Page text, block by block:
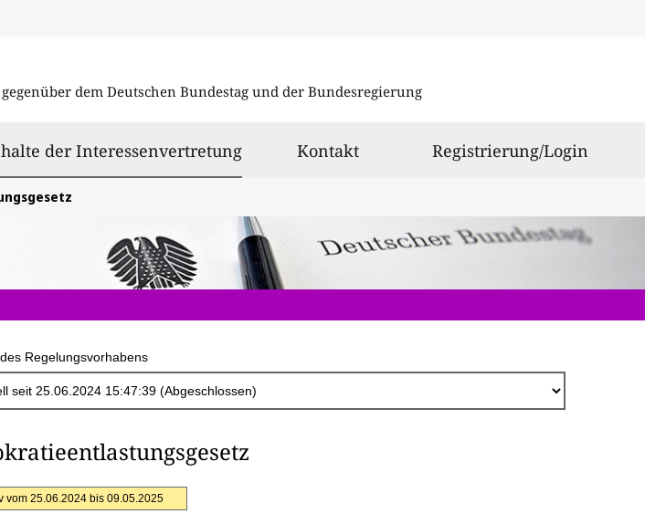
dem Deutschen Bundestag und der Bundesregierung
der Interessenvertretungausgewählt
Kontakt Registrierung/Login
Regelungsvorhabens
vom 25.06.2024 bis 09.05.2025